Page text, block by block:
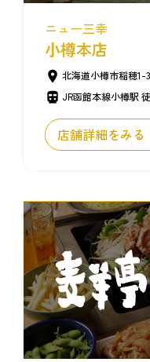
ニュー三幸
小樽本店
北海道小樽市稲穂1-
JR函館本線小樽駅
店舗詳細をみる